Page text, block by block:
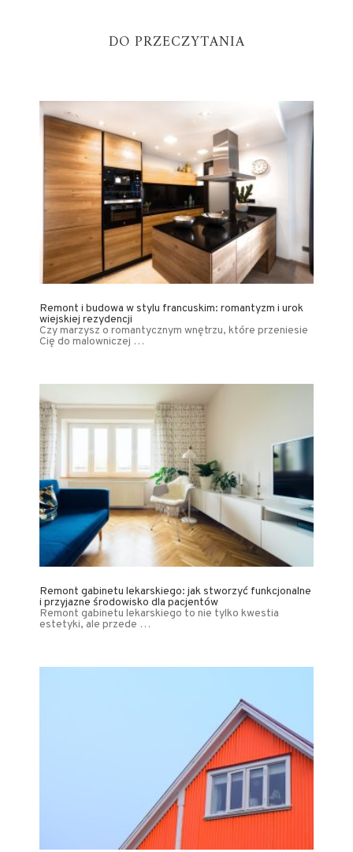
DO PRZECZYTANIA
Remont i budowa w stylu francuskim: romantyzm i urok
wiejskiej rezydencji
Czy marzysz o romantycznym wnętrzu, które przeniesie
Cię do malowniczej …
Remont gabinetu lekarskiego: jak stworzyć funkcjonalne
i przyjazne środowisko dla pacjentów
Remont gabinetu lekarskiego to nie tylko kwestia
estetyki, ale przede …